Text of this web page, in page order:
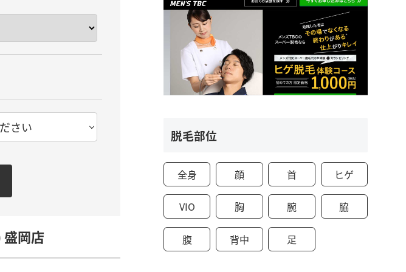
さい
岡店
脱毛部位
全身 顔 首 ヒゲ
VIO 胸 腕 脇
腹 背中 足